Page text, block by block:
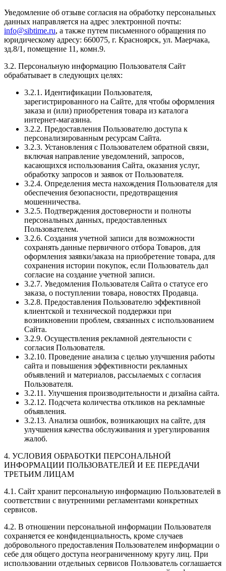
Уведомление об отзыве согласия на обработку персональных
данных направляется на адрес электронной почты:
info@sibtime.ru, а также путем письменного обращения по
юридическому адресу: 660075, г. Красноярск, ул. Маерчака,
зд.8/1, помещение 11, комн.9.
3.2. Персональную информацию Пользователя Сайт
обрабатывает в следующих целях:
3.2.1. Идентификации Пользователя,
зарегистрированного на Сайте, для чтобы оформления
заказа и (или) приобретения товара из каталога
интернет-магазина.
3.2.2. Предоставления Пользователю доступа к
персонализированным ресурсам Сайта.
3.2.3. Установления с Пользователем обратной связи,
включая направление уведомлений, запросов,
касающихся использования Сайта, оказания услуг,
обработку запросов и заявок от Пользователя.
3.2.4. Определения места нахождения Пользователя для
обеспечения безопасности, предотвращения
мошенничества.
3.2.5. Подтверждения достоверности и полноты
персональных данных, предоставленных
Пользователем.
3.2.6. Создания учетной записи для возможности
сохранять данные первичного отбора Товаров, для
оформления заявки/заказа на приобретение товара, для
сохранения истории покупок, если Пользователь дал
согласие на создание учетной записи.
3.2.7. Уведомления Пользователя Сайта о статусе его
заказа, о поступлении товара, новостях Продавца.
3.2.8. Предоставления Пользователю эффективной
клиентской и технической поддержки при
возникновении проблем, связанных с использованием
Сайта.
3.2.9. Осуществления рекламной деятельности с
согласия Пользователя.
3.2.10. Проведение анализа с целью улучшения работы
сайта и повышения эффективности рекламных
объявлений и материалов, рассылаемых с согласия
Пользователя.
3.2.11. Улучшения производительности и дизайна сайта.
3.2.12. Подсчета количества откликов на рекламные
объявления.
3.2.13. Анализа ошибок, возникающих на сайте, для
улучшения качества обслуживания и урегулирования
жалоб.
4. УСЛОВИЯ ОБРАБОТКИ ПЕРСОНАЛЬНОЙ
ИНФОРМАЦИИ ПОЛЬЗОВАТЕЛЕЙ И ЕЕ ПЕРЕДАЧИ
ТРЕТЬИМ ЛИЦАМ
4.1. Сайт хранит персональную информацию Пользователей в
соответствии с внутренними регламентами конкретных
сервисов.
4.2. В отношении персональной информации Пользователя
сохраняется ее конфиденциальность, кроме случаев
добровольного предоставления Пользователем информации о
себе для общего доступа неограниченному кругу лиц. При
использовании отдельных сервисов Пользователь соглашается